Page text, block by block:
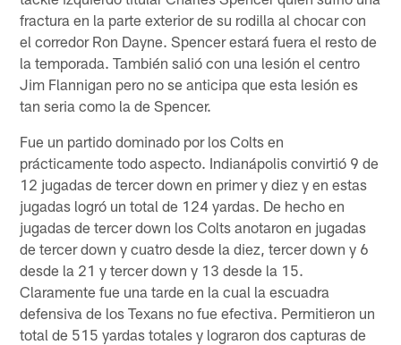
fractura en la parte exterior de su rodilla al chocar con
el corredor Ron Dayne. Spencer estará fuera el resto de
la temporada. También salió con una lesión el centro
Jim Flannigan pero no se anticipa que esta lesión es
tan seria como la de Spencer.
Fue un partido dominado por los Colts en
prácticamente todo aspecto. Indianápolis convirtió 9 de
12 jugadas de tercer down en primer y diez y en estas
jugadas logró un total de 124 yardas. De hecho en
jugadas de tercer down los Colts anotaron en jugadas
de tercer down y cuatro desde la diez, tercer down y 6
desde la 21 y tercer down y 13 desde la 15.
Claramente fue una tarde en la cual la escuadra
defensiva de los Texans no fue efectiva. Permitieron un
total de 515 yardas totales y lograron dos capturas de